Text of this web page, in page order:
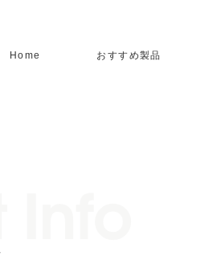
Home おすすめ製品